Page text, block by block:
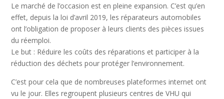
Le marché de l’occasion est en pleine expansion. C’est qu’en
effet, depuis la loi d’avril 2019, les réparateurs automobiles
ont l’obligation de proposer à leurs clients des pièces issues
du réemploi.
Le but : Réduire les coûts des réparations et participer à la
réduction des déchets pour protéger l’environnement.
C’est pour cela que de nombreuses plateformes internet ont
vu le jour. Elles regroupent plusieurs centres de VHU qui